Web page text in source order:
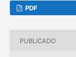
PDF
PUBLICADO